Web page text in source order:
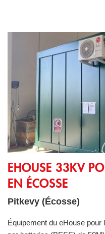
EHOUSE 33KV
EN ÉCOSSE
Pitkevy (Écosse)
Équipement du eHouse pour